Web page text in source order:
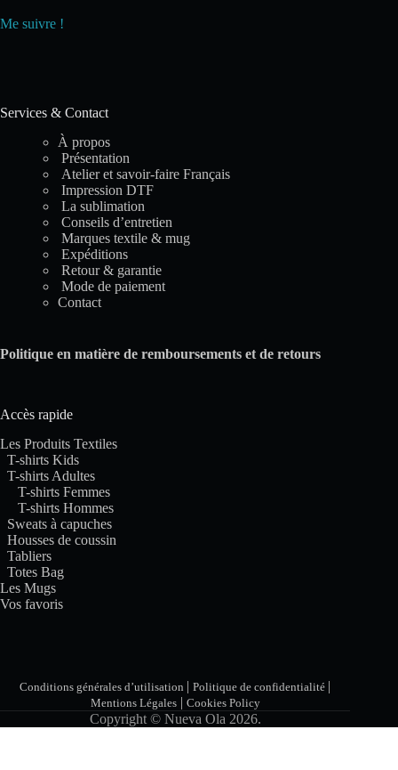
Me suivre !
Services & Contact
À propos
Présentation
Atelier et savoir-faire Français
Impression DTF
La sublimation
Conseils d’entretien
Marques textile & mug
Expéditions
Retour & garantie
Mode de paiement
Contact
Politique en matière de remboursements et de retours
Accès rapide
Les Produits Textiles
T-shirts Kids
T-shirts Adultes
T-shirts Femmes
T-shirts Hommes
Sweats à capuches
Housses de coussin
Tabliers
Totes Bag
Les Mugs
Vos favoris
Conditions générales d’utilisation |Politique de confidentialité |
Mentions Légales| Cookies Policy
Copyright © Nueva Ola 2026.